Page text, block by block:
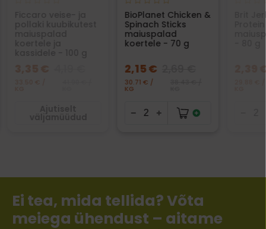
BioPlanet Chicken &
Spinach Sticks
maiuspalad
koertele - 70 g
2,15 €
30.71 € /
KG
Brit
2,39
Ei tea, mida tellida? Võta
meiega ühendust – aitame